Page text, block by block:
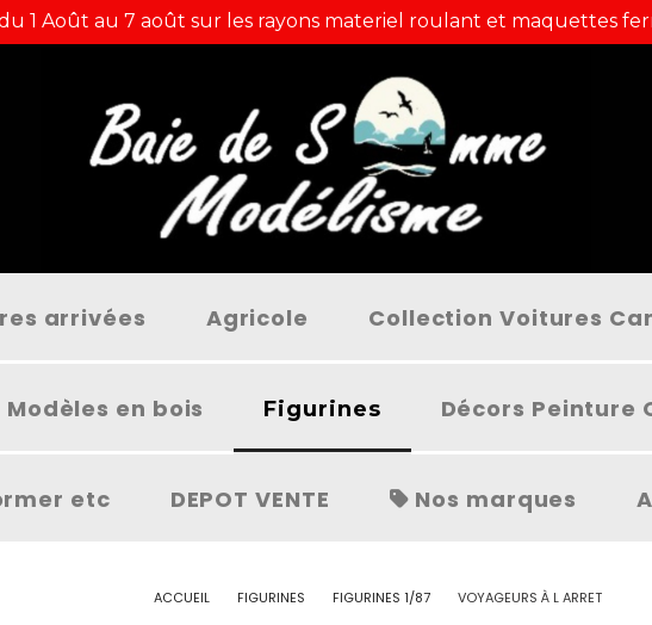
1 Août au 7 août sur les rayons materiel roulant et maquettes
arrivées Agricole Collection Voitures
Modèles en bois Figurines Décors Peinture
etc DEPOT VENTE Nos marques
ACCUEIL FIGURINES FIGURINES 1/87 VOYAGEURS À L ARRET